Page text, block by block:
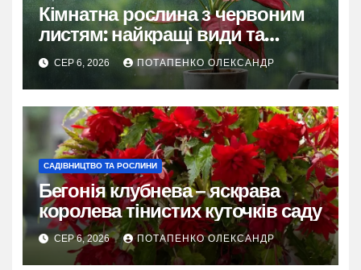
Кімнатна рослина з червоним
листям: найкращі види та
секрети догляду
СЕР 6, 2026 ПОТАПЕНКО ОЛЕКСАНДР
САДІВНИЦТВО ТА РОСЛИНИ
Бегонія клубнева – яскрава
королева тінистих куточків саду
СЕР 6, 2026 ПОТАПЕНКО ОЛЕКСАНДР